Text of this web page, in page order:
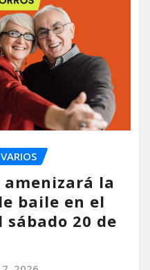
VARIOS
amenizará la
baile en el
sábado 20 de